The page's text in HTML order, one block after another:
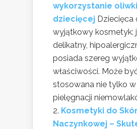
wykorzystanie oliwki
dziecięcej Dziecięca
wyjątkowy kosmetyk:
delikatny,
posiada szereg
właściwości. Może
stosowana nie tylko w
pielęgnacji
Kosmetyki do
Naczynkowej –